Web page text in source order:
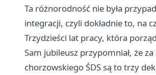
Ta różnorodność nie była
integracji, czyli dokładnie to, na
Trzydzieści lat pracy, która
Sam jubileusz przypomniał, że
chorzowskiego ŚDS są to trzy